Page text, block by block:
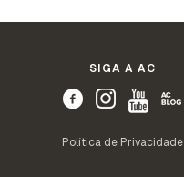
SIGA A AC
Política de Privacidade